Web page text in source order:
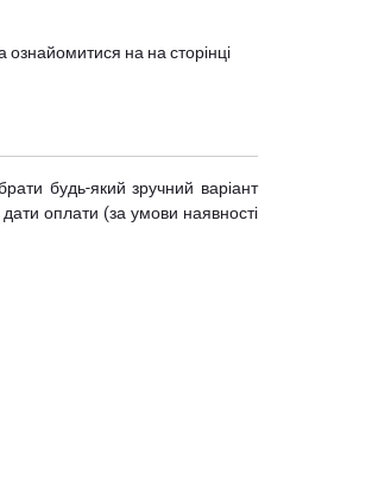
ознайомитися на на сторінці
будь-який зручний варіант
оплати (за умови наявності